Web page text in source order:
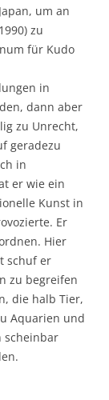
um an
zu
für Kudo
in
dann aber
zu Unrecht,
geradezu
in
er wie ein
Kunst in
Er
Hier
schuf er
zu begreifen
die halb Tier,
Aquarien und
scheinbar